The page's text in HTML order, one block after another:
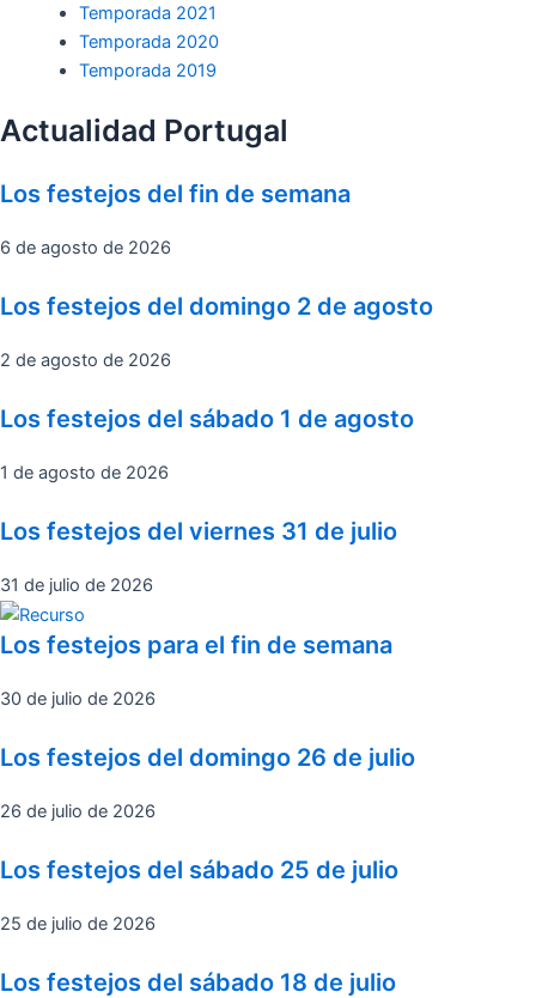
Temporada 2021
Temporada 2020
Temporada 2019
Actualidad Portugal
Los festejos del fin de semana
6 de agosto de 2026
Los festejos del domingo 2 de agosto
2 de agosto de 2026
Los festejos del sábado 1 de agosto
1 de agosto de 2026
Los festejos del viernes 31 de julio
31 de julio de 2026
Los festejos para el fin de semana
30 de julio de 2026
Los festejos del domingo 26 de julio
26 de julio de 2026
Los festejos del sábado 25 de julio
25 de julio de 2026
Los festejos del sábado 18 de julio